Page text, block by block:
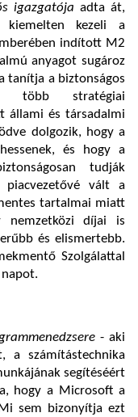
igazgatója adta át,
kezeli a
indított M2
anyagot sugároz
tanítja a biztonságos
több stratégiai
állami és társadalmi
dolgozik, hogy a
és hogy a
tudják
piacvezetővé vált a
tartalmai miatt
nemzetközi díjai is
és elismertebb.
Szolgálattal
- aki
a számítástechnika
segítéséért
hogy a Microsoft a
sem bizonyítja ezt